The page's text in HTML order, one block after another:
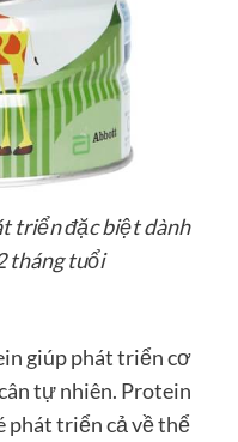
triển đặc biệt dành
tháng tuổi
giúp phát triển cơ
tự nhiên. Protein
phát triển cả về thể